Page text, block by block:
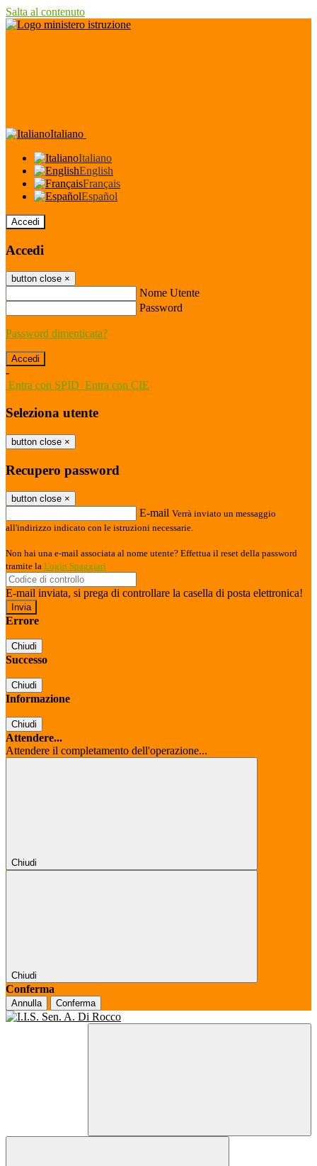
Salta al contenuto
Italiano
Italiano
English
Français
Español
Accedi
Accedi
button close ×
Nome Utente
Password
Password dimenticata?
-
Entra con SPID Entra con CIE
Seleziona utente
button close ×
Recupero password
button close ×
E-mail Verrà inviato un messaggio
all'indirizzo indicato con le istruzioni necessarie.
Non hai una e-mail associata al nome utente? Effettua il reset della password
tramite la Login Spaggiari
E-mail inviata, si prega di controllare la casella di posta elettronica!
Errore
Chiudi
Successo
Chiudi
Informazione
Chiudi
Attendere...
Attendere il completamento dell'operazione...
Chiudi
Chiudi
Conferma
Annulla Conferma